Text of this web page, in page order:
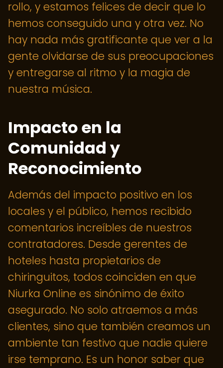
rollo, y estamos felices de decir que lo
hemos conseguido una y otra vez. No
hay nada más gratificante que ver a la
gente olvidarse de sus preocupaciones
y entregarse al ritmo y la magia de
nuestra música.
Impacto en la
Comunidad y
Reconocimiento
Además del impacto positivo en los
locales y el público, hemos recibido
comentarios increíbles de nuestros
contratadores. Desde gerentes de
hoteles hasta propietarios de
chiringuitos, todos coinciden en que
Niurka Online es sinónimo de éxito
asegurado. No solo atraemos a más
clientes, sino que también creamos un
ambiente tan festivo que nadie quiere
irse temprano. Es un honor saber que